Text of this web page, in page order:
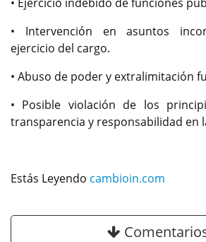
• Intervención en asuntos
ejercicio del cargo.
• Abuso de poder y extralimitación
• Posible violación de los
transparencia y responsabilidad en
Estás Leyendo cambioin.com